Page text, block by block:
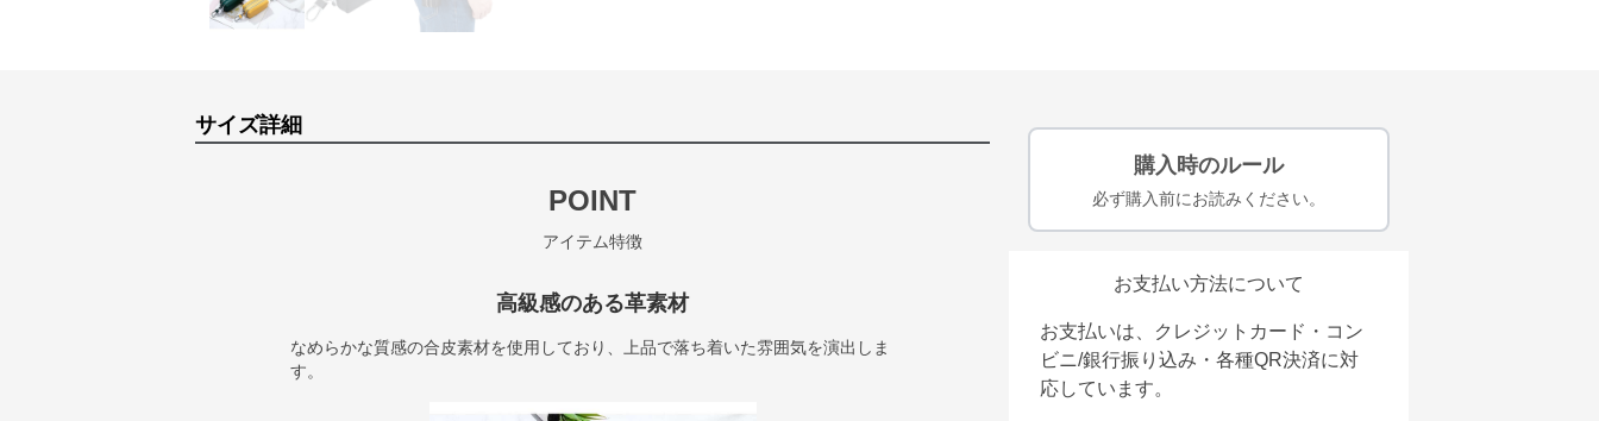
サイズ詳細
POINT
アイテム特徴
高級感のある革素材
なめらかな質感の合皮素材を使用しており、上品で落ち着いた雰囲気を演出しま
す。
購入時のルール
必ず購入前にお読みください。
お支払い方法について
お支払いは、クレジットカード・コン
ビニ/銀行振り込み・各種QR決済に対
応しています。